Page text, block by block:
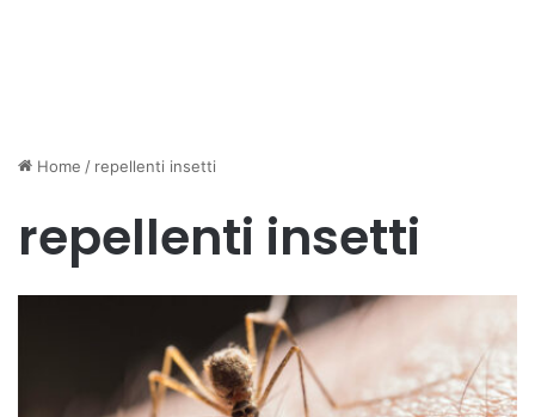
Home / repellenti insetti
repellenti insetti